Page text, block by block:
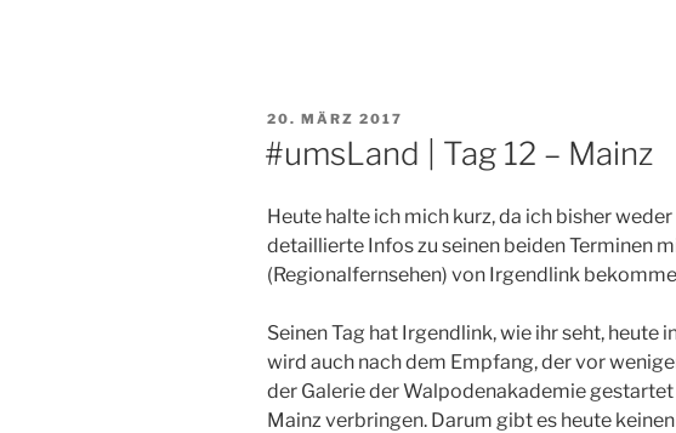
VERÖFFENTLICHT
20. MÄRZ 2017
#umsLand | Tag 12 – Mainz
Heute halte ich mich kurz, da ich bisher
detaillierte Infos zu seinen beiden Terminen
(Regionalfernsehen) von Irgendlink
Seinen Tag hat Irgendlink, wie ihr seht, heute
wird auch nach dem Empfang, der vor
der Galerie der Walpodenakademie
Mainz verbringen. Darum gibt es heute